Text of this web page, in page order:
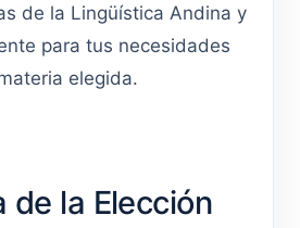
de la Lingüística Andina y
para tus necesidades
elegida.
de la Elección